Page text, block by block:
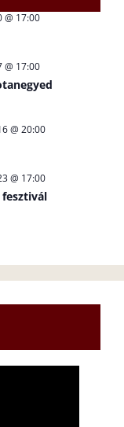
@ 17:00
@ 17:00
@ 20:00
@ 17:00